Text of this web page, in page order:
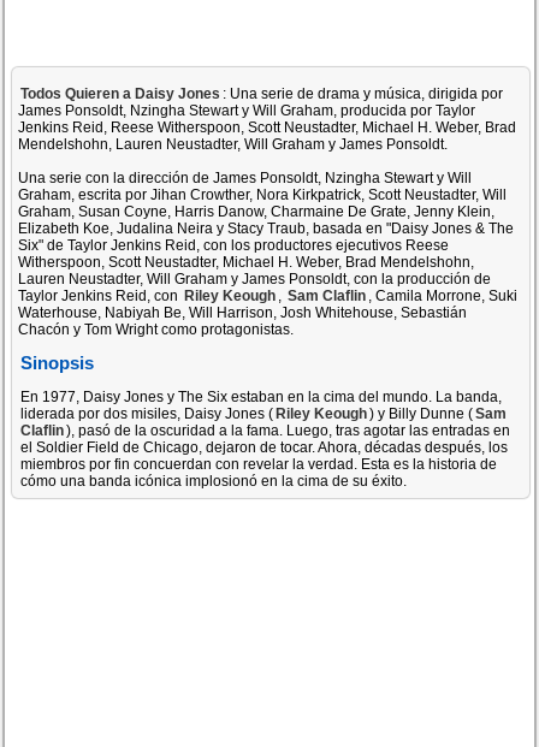
Todos Quieren a Daisy Jones : Una serie de drama y música, dirigida por
James Ponsoldt, Nzingha Stewart y Will Graham, producida por Taylor
Jenkins Reid, Reese Witherspoon, Scott Neustadter, Michael H. Weber, Brad
Mendelshohn, Lauren Neustadter, Will Graham y James Ponsoldt.
Una serie con la dirección de James Ponsoldt, Nzingha Stewart y Will
Graham, escrita por Jihan Crowther, Nora Kirkpatrick, Scott Neustadter, Will
Graham, Susan Coyne, Harris Danow, Charmaine De Grate, Jenny Klein,
Elizabeth Koe, Judalina Neira y Stacy Traub, basada en "Daisy Jones & The
Six" de Taylor Jenkins Reid, con los productores ejecutivos Reese
Witherspoon, Scott Neustadter, Michael H. Weber, Brad Mendelshohn,
Lauren Neustadter, Will Graham y James Ponsoldt, con la producción de
Taylor Jenkins Reid, con Riley Keough , Sam Claflin , Camila Morrone, Suki
Waterhouse, Nabiyah Be, Will Harrison, Josh Whitehouse, Sebastián
Chacón y Tom Wright como protagonistas.
Sinopsis
En 1977, Daisy Jones y The Six estaban en la cima del mundo. La banda,
liderada por dos misiles, Daisy Jones (Riley Keough) y Billy Dunne (Sam
Claflin), pasó de la oscuridad a la fama. Luego, tras agotar las entradas en
el Soldier Field de Chicago, dejaron de tocar. Ahora, décadas después, los
miembros por fin concuerdan con revelar la verdad. Esta es la historia de
cómo una banda icónica implosionó en la cima de su éxito.